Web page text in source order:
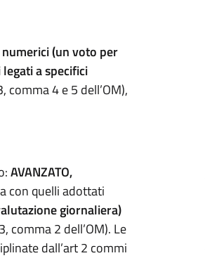
(un voto per
a specifici
4 e 5 dell’OM),
AVANZATO,
con quelli adottati
giornaliera)
comma 2 dell’OM). Le
dall’art 2 commi